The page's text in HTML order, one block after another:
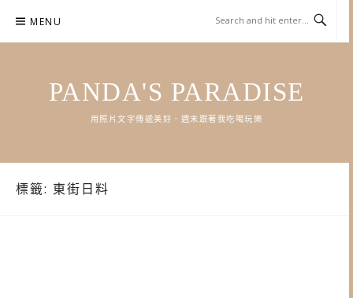
content
MENU
PANDA'S PARADISE
用照片文字傳遞美好．週末跟著我吃喝玩樂
標籤: 東街日料